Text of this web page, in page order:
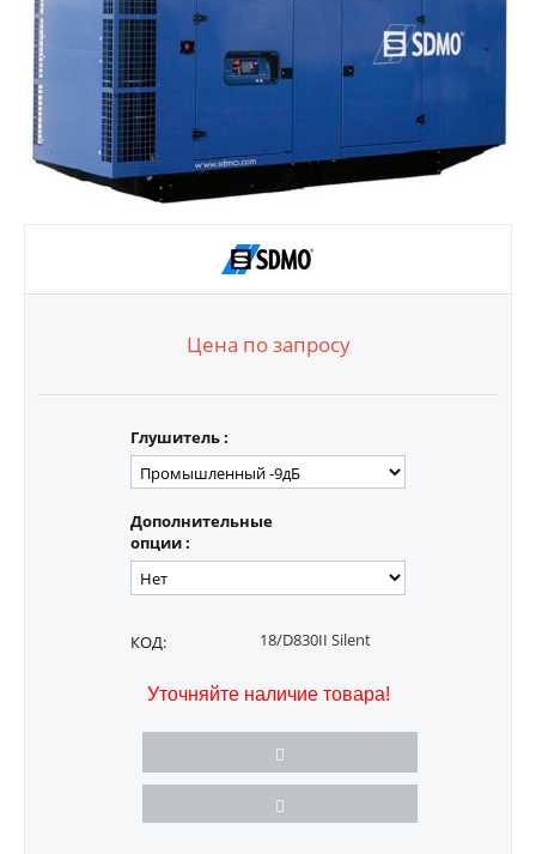
Цена по запросу
Глушитель :
Дополнительные
опции :
КОД: 18/D830II Silent
Уточняйте наличие товара!